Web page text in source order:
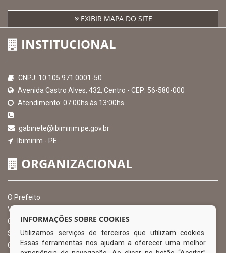
EXIBIR MAPA DO SITE
INSTITUCIONAL
CNPJ: 10.105.971.0001-50
Avenida Castro Alves, 432, Centro - CEP: 56-580-000
Atendimento: 07:00hs às 13:00hs
gabinete@ibimirim.pe.gov.br
Ibimirim - PE
ORGANIZACIONAL
O Prefeito
Vice Prefeito
Ouvidoria Municipal
Serviço de Informação ao Cidadão – SIC
Chefe de Gabinete
INFORMAÇÕES SOBRE COOKIES
Utilizamos serviços de terceiros que utilizam cookies.
Essas ferramentas nos ajudam a oferecer uma melhor